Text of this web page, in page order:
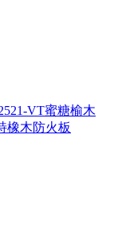
VT蜜糖榆木
橡木防火板